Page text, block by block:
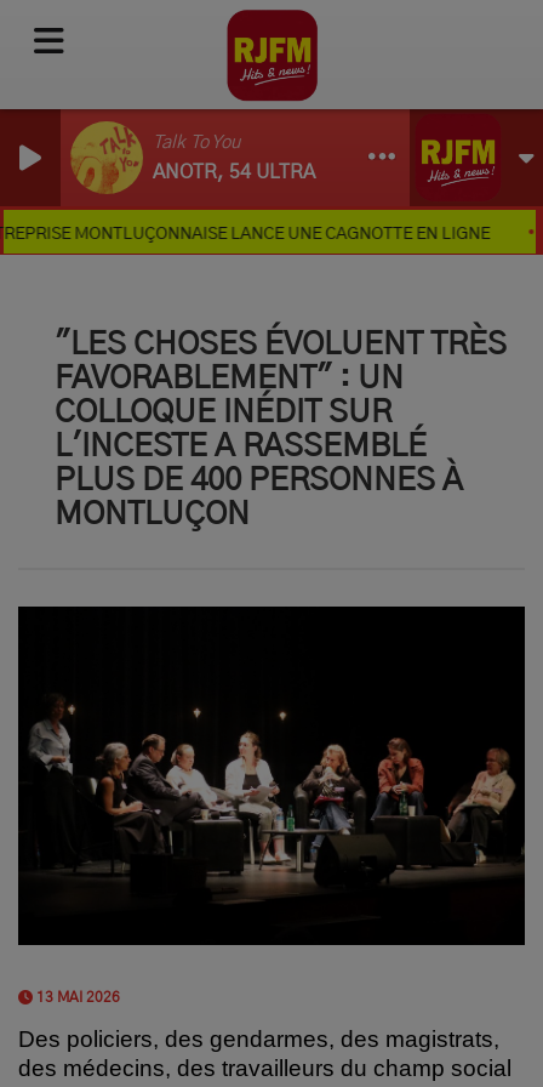
Talk To You
ANOTR, 54 ULTRA
MONTLUÇONNAISE LANCE UNE CAGNOTTE EN LIGNE 30
"LES CHOSES ÉVOLUENT TRÈS
FAVORABLEMENT" : UN
COLLOQUE INÉDIT SUR
L'INCESTE A RASSEMBLÉ
PLUS DE 400 PERSONNES À
MONTLUÇON
13 MAI 2026
Des policiers, des gendarmes, des magistrats,
des médecins, des travailleurs du champ social